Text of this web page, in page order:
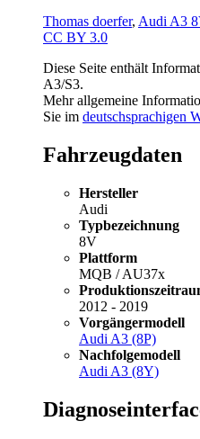
Thomas doerfer, Audi A3
CC BY 3.0
Diese Seite enthält
A3/S3.
Mehr allgemeine
Sie im deutschsprachigen
Fahrzeugdaten
Hersteller
Audi
Typbezeichnung
8V
Plattform
MQB / AU37x
2012 - 2019
Vorgängermodell
Audi A3 (8P)
Nachfolgemodell
Audi A3 (8Y)